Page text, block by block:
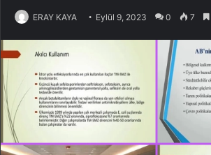
ERAY KAYA Eylül 9, 2023 0 7